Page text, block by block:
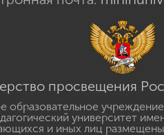
просвещения
университет
и иных лиц